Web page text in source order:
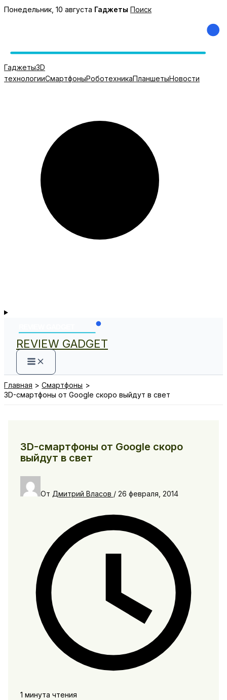
Перейти
Понедельник, 10 августа Гаджеты Поиск
Гаджеты3D
технологииСмартфоныРоботехникаПланшетыНовости
REVIEW GADGET
Главная
Смартфоны
3D-смартфоны от Google скоро выйдут в свет
3D-смартфоны от Google скоро
выйдут в свет
От Дмитрий Власов / 26 февраля, 2014
1 минута чтения